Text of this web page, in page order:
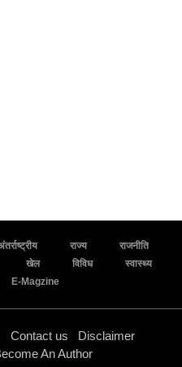
राज्य
राजनीति
खेल विविध
स्वास्थ्य
E-Magzine
Contact us
Disclaimer
An Author